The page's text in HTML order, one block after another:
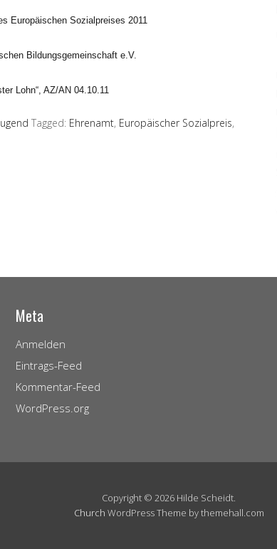
Europäischen Sozialpreises 2011
Bildungsgemeinschaft e.V.
Lohn“, AZ/AN 04.10.11
Tagged: Ehrenamt, Europäischer Sozialpreis,
Meta
Anmelden
Eintrags-Feed
Kommentar-Feed
WordPress.org
Copyright © 2026 Hilde Scheidt.
Church WordPress Theme by themehall.com